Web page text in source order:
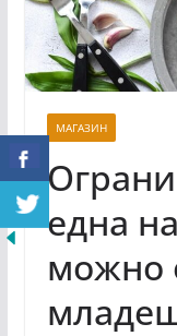
МАГАЗИН
една
можно